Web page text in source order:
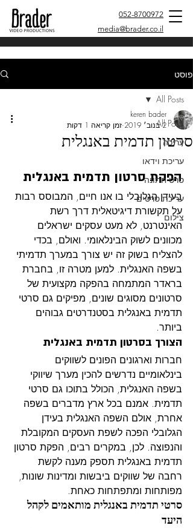
052-8700972
media@brader.co.il
פוסט
All Posts
עריכה
עריכת וידאו
סרט חתונה
עריכת סרטים
צילום
All Posts
סרטון תדמית באנגלית
keren bader
2 בנוב׳ 2019
זמן קריאה 1 דקות
הפקת סרטון תדמית באנגלית
בעידן הגלובלי בו אנו חיים, המבוסס רבות
על תקשורת דיגיטאלית דרך רשת
האינטרנט, לא מעט עסקים ישראלים
מכוונים לשוק הבינלאומי. ואולם, בכדי
להצליח בשוק זה יש צורך במערך תדמיתי
בשפה האנגלית. למען מטרה זו, בחברת
בראדר המתמחה בהפקה מקצועית של
סרטונים מסוגים שונים, מפיקים גם סרטי
תדמית באנגלית בסטנדרטים גבוהים
ביותר.
הצורך בסרטון תדמית באנגלית
חברות וארגונים הפונים לשווקים
בינלאומיים נדרשים להכין מערך שיווקי
בשפה האנגלית, הכולל בתוכו גם סרטי
תדמית. אמנם בכל ארץ מדברים בשפה
אחרת, אולם השפה האנגלית בעידן
הגלובלי הפכה לשפת העסקים המקובלת
והנפוצה. לכן, במקרים רבים, הפקת סרטון
תדמית באנגלית תספק מענה לקשת
רחבה של שווקים ביבשות ומדינות שונות,
מפותחות ומתפתחות כאחת.
סרטי תדמית באנגלית מותאמים לקהל
היעד